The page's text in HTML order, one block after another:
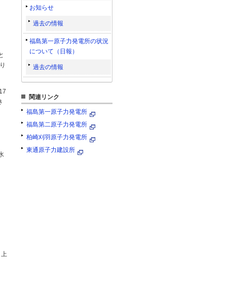
お知らせ
過去の情報
福島第一原子力発電所の状況
について（日報）
過去の情報
関連リンク
福島第一原子力発電所
福島第二原子力発電所
柏崎刈羽原子力発電所
東通原子力建設所